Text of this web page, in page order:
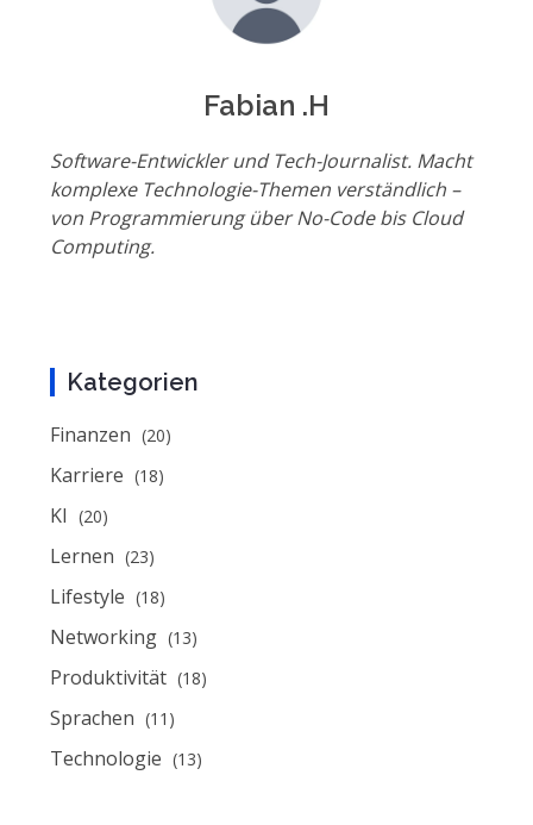
Fabian .H
Software-Entwickler und Tech-Journalist. Macht
komplexe Technologie-Themen verständlich –
von Programmierung über No-Code bis Cloud
Computing.
Kategorien
Finanzen (20)
Karriere (18)
KI (20)
Lernen (23)
Lifestyle (18)
Networking (13)
Produktivität (18)
Sprachen (11)
Technologie (13)